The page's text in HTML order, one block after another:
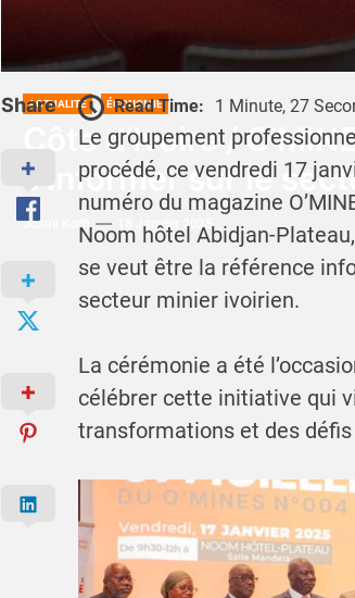
ACTUALITÉ ÉCONOMIE
Côte d’Ivoire /
s’informer sur le
Josué Koffi 18 Janvier 2025
Share Read Time: 1 Minute, 27
Le groupement
procédé, ce vendredi 17
numéro du magazine
Noom hôtel Abidjan-
se veut être la référence
secteur minier ivoirien.
La cérémonie a été
célébrer cette initiative qui
transformations et des